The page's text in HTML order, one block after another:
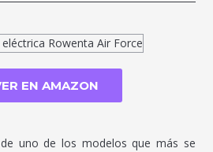
EN AMAZON
uno de los modelos que más se